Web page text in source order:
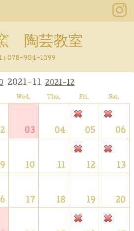
陶芸教室
: 078-904-1099
2021-11 2021-12
Wed. Thu. Fri. Sat.
03 04 05 06
10 11 12 13
17 18 19 20